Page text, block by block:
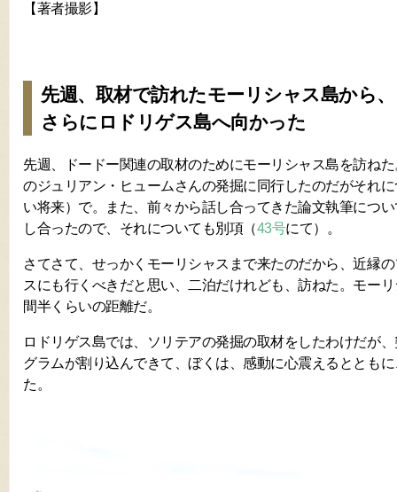
【著者撮影】
先週、取材で訪れたモーリシャス島から、
さらにロドリゲス島へ向かった
先週、ドードー関連の取材のためにモーリシャス島を訪ね
のジュリアン・ヒュームさんの発掘に同行したのだがそれ
い将来）で。また、前々から話し合ってきた論文執筆につ
し合ったので、それについても別項（43号にて）。
さてさて、せっかくモーリシャスまで来たのだから、近縁
スにも行くべきだと思い、二泊だけれども、訪ねた。モー
間半くらいの距離だ。
ロドリゲス島では、ソリテアの発掘の取材をしたわけだが
グラムが割り込んできて、ぼくは、感動に心震えるととも
た。